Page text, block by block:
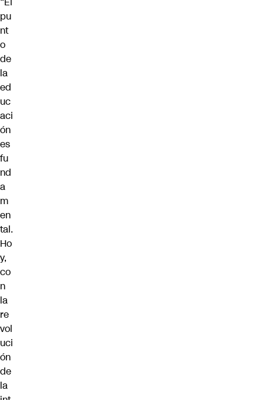
pu
nt
o
de
la
ed
uc
aci
ón
es
fu
nd
a
m
en
tal.
Ho
y,
co
n
la
re
vol
uci
ón
de
la